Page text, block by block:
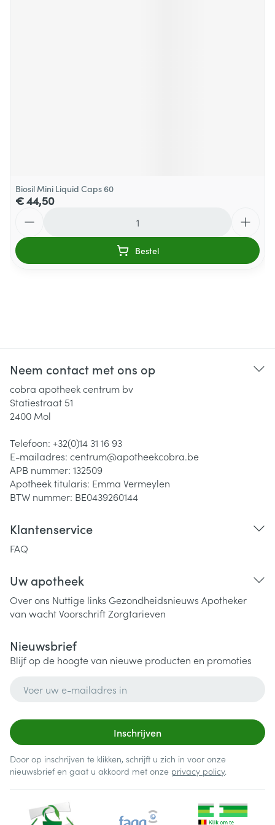
Biosil Mini Liquid Caps 60
€ 44,50
Bestel
Neem contact met ons op
cobra apotheek centrum bv
Statiestraat 51
2400 Mol
Telefoon: +32(0)14 31 16 93
E-mailadres: centrum@apotheekcobra.be
APB nummer: 132509
Apotheek titularis: Emma Vermeylen
BTW nummer: BE0439260144
Klantenservice
FAQ
Uw apotheek
Over ons Nuttige links Gezondheidsnieuws Apotheker
van wachtVoorschriftZorgtarieven
Nieuwsbrief
Blijf op de hoogte van nieuwe producten en promoties
Inschrijven
Door op inschrijven te klikken, schrijft u zich in voor onze
nieuwsbrief en gaat u akkoord met onze privacy policy.